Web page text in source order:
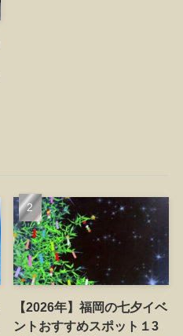
【2026年】福岡の七夕イベ
ントおすすめスポット１3